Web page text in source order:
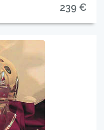
239 €